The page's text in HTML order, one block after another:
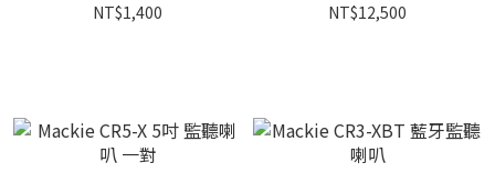
NT$1,400
NT$12,500